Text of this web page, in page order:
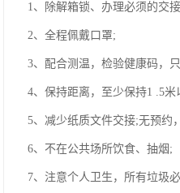
1、除解箱锁、办理必须的交
2、全程佩戴口罩;
3、配合测温，检验健康码，
4、保持距离，至少保持1 .5
5、减少纸质文件交接;无预约
6、不在公共场所饮食、抽烟;
7、注意个人卫生，所有垃圾